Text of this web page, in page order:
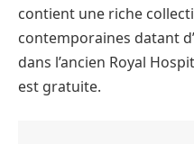
contient une riche
contemporaines datant
dans l’ancien Royal
est gratuite.